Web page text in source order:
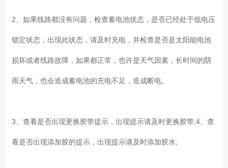
2、如果线路都没有问题，检查蓄电池状态，是否已经处于低电压
锁定状态，出现此状态，请及时充电，并检查是否是太阳能电池
损坏或者线路故障，如果都正常，也许是天气因素，长时间的阴
雨天气，也会造成蓄电池的充电不足，造成断电。
3、查看是否出现更换胶带提示，出现提示请及时更换胶带;4、查
看是否出现添加胶的提示，出现提示请及时添加胶水;